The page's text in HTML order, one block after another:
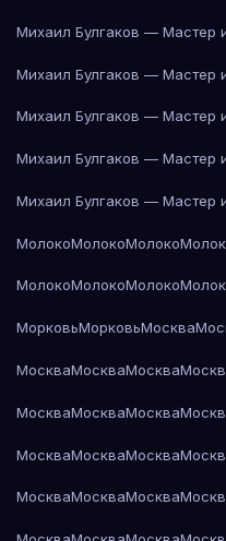
Михаил Булгаков — Мастер
Михаил Булгаков — Мастер
Михаил Булгаков — Мастер
Михаил Булгаков — Мастер
Михаил Булгаков — Мастер
МолокоМолокоМолоко
МолокоМолокоМолоко
МорковьМорковьМосква
МоскваМоскваМосква
МоскваМоскваМосква
МоскваМоскваМосква
МоскваМоскваМосква